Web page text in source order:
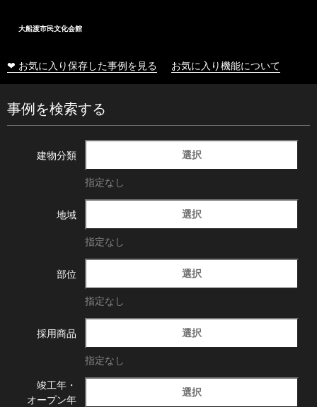
大船渡市民文化会館
❤ お気に入り保存した事例を見る お気に入り機能について
事例を検索する
建物分類 選択
指定なし
地域 選択
指定なし
部位 選択
指定なし
採用商品 選択
指定なし
竣工年・
オープン年
選択